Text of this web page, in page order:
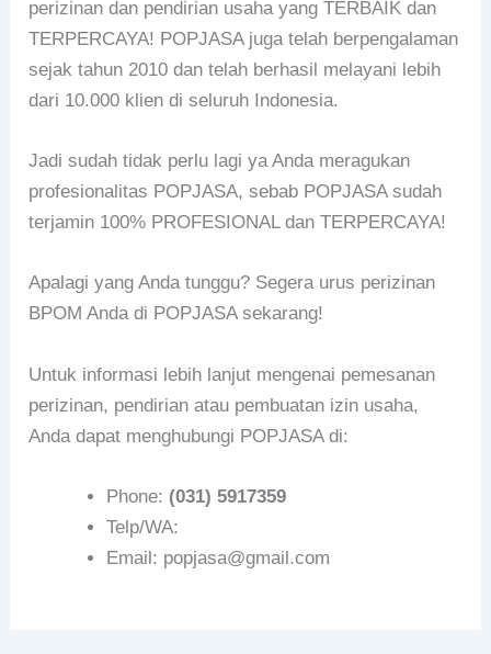
perizinan dan pendirian usaha yang TERBAIK dan
TERPERCAYA! POPJASA juga telah berpengalaman
sejak tahun 2010 dan telah berhasil melayani lebih
dari 10.000 klien di seluruh Indonesia.
Jadi sudah tidak perlu lagi ya Anda meragukan
profesionalitas POPJASA, sebab POPJASA sudah
terjamin 100% PROFESIONAL dan TERPERCAYA!
Apalagi yang Anda tunggu? Segera urus perizinan
BPOM Anda di POPJASA sekarang!
Untuk informasi lebih lanjut mengenai pemesanan
perizinan, pendirian atau pembuatan izin usaha,
Anda dapat menghubungi POPJASA di:
Phone: (031) 5917359
Telp/WA:
Email: popjasa@gmail.com